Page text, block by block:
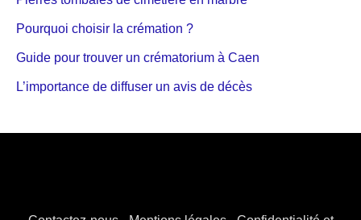
Pourquoi choisir la crémation ?
Guide pour trouver un crématorium à Caen
L’importance de diffuser un avis de décès